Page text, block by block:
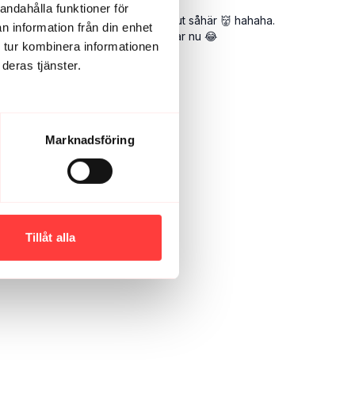
funktioner för
information från din enhet
kombinera informationen
tjänster.
Marknadsföring
Tillåt alla
och jag kände att jag såg ut såhär 👹 hahaha.
antar att endorfinerna flödar nu 😂